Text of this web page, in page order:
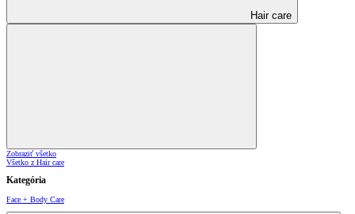
Hair care
Zobraziť všetko
Všetko z Hair care
Kategória
Face + Body Care